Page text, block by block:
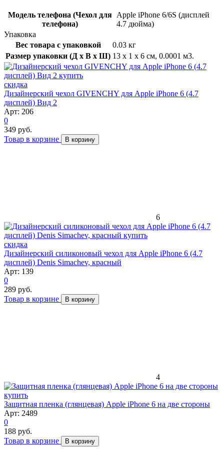
Модель телефона (Чехол для
телефона)
Apple iPhone 6/6S (дисплей
4.7 дюйма)
Упаковка
Вес товара с упаковкой
0.03 кг
Размер упаковки (Д x В x Ш) 13 x 1 x 6 см, 0.0001 м3.
скидка
Дизайнерский чехол GIVENCHY для Apple iPhone 6 (4.7
дисплей) Вид 2
Арт: 206
0
349 руб.
Товар в корзине
В корзину
6
скидка
Дизайнерский силиконовый чехол для Apple iPhone 6 (4.7
дисплей) Denis Simachev, красный
Арт: 139
0
289 руб.
Товар в корзине
В корзину
4
Защитная пленка (глянцевая) Apple iPhone 6 на две стороны
Арт: 2489
0
188 руб.
Товар в корзине
В корзину